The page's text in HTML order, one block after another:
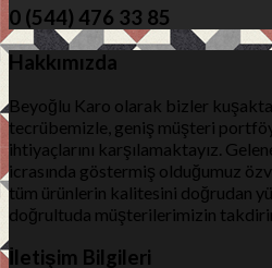
0 (544) 476 33 85
Hakkımızda
Beyoğlu Karo olarak bizler
tecrübemizle, geniş müşteri
ihtiyaçlarını karşılamaktayız.
icrasında göstermiş olduğumuz
tüm ürünlerin kalitesini doğrudan
doğrultuda müşterilerimizin
İletişim Bilgileri